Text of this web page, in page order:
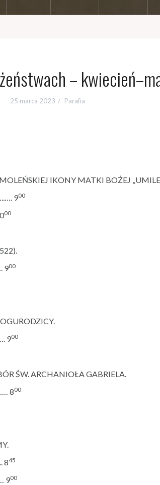
–
25 marca 2023 Parafia
IKONY MATKI BOŻEJ
900
00
900
900
ŚW. ARCHANIOŁA GABRIELA.
800
845
900